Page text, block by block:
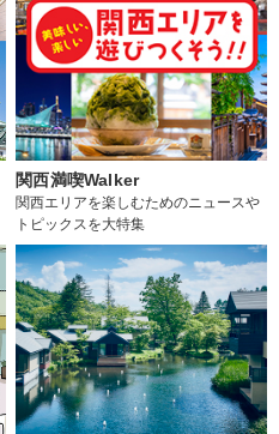
関西満喫Walker
関西エリアを楽しむためのニュースや
トピックスを大特集